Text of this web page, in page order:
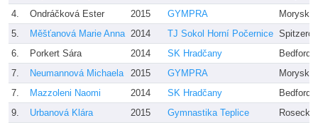
4.
Ondráčková Ester 2015 GYMPRA
5.
Měšťanová Marie Anna 2014 TJ Sokol Horní Počernice
6.
Porkert Sára 2014 SK Hradčany
Bedford,
7.
Neumannová Michaela 2015 GYMPRA
7.
Mazzoleni Naomi 2014 SK Hradčany
Bedford,
9.
Urbanová Klára 2015 Gymnastika Teplice